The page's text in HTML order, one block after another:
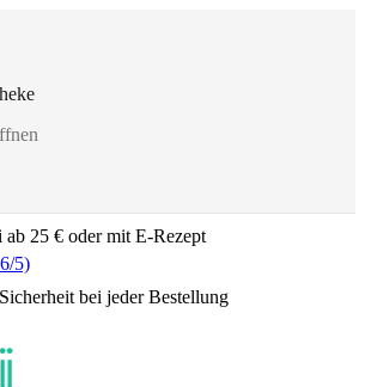
ab 25 € oder mit E-Rezept
/5)
bei jeder Bestellung